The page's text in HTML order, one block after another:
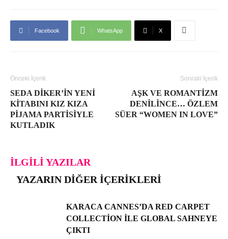
Facebook WhatsApp X
Önceki İçerik
SEDA DIKER’IN YENI
KITABINI KIZ KIZA
PIJAMA PARTISIYLE
KUTLADIK
Sonraki İçerik
AŞK VE ROMANTIZM
DENILINCE… ÖZLEM
SÜER “WOMEN IN LOVE”
İLGILI YAZILAR
YAZARIN DIĞER İÇERIKLERI
KARACA CANNES’DA RED CARPET
COLLECTION ILE GLOBAL SAHNEYE
ÇIKTI